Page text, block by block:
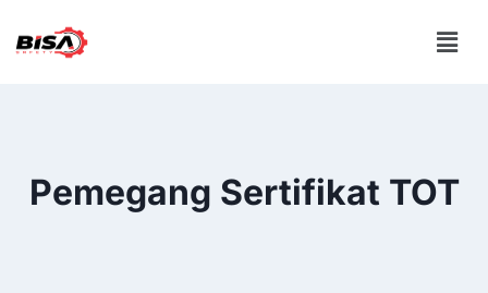
Pemegang Sertifikat TOT